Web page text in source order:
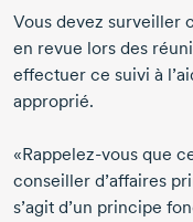
Vous devez surveiller
en revue lors des
effectuer ce suivi à
approprié.
«Rappelez-vous que
conseiller d’affaires
s’agit d’un principe